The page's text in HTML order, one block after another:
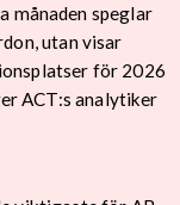
månaden speglar
utan visar
för 2026
ACT:s analytiker